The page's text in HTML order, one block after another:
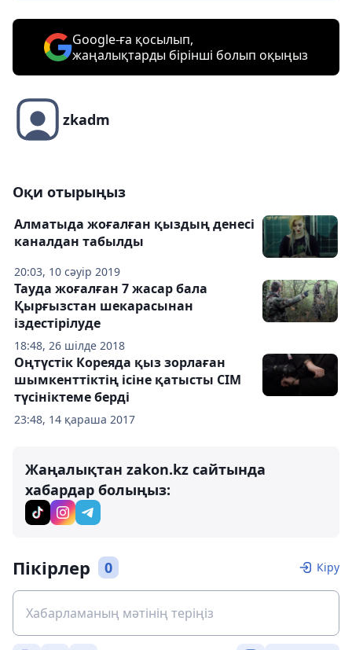
Google-ға қосылып,
жаңалықтарды бірінші болып оқыңыз
zkadm
Оқи отырыңыз
20:03, 10 сәуір 2019
Алматыда жоғалған қыздың денесі
каналдан табылды
18:48, 26 шілде 2018
Тауда жоғалған 7 жасар бала
Қырғызстан шекарасынан
іздестірілуде
23:48, 14 қараша 2017
Оңтүстік Кореяда қыз зорлаған
шымкенттіктің ісіне қатысты СІМ
түсініктеме берді
Жаңалықтан zakon.kz сайтында
хабардар болыңыз:
Пікірлер 0 Кіру